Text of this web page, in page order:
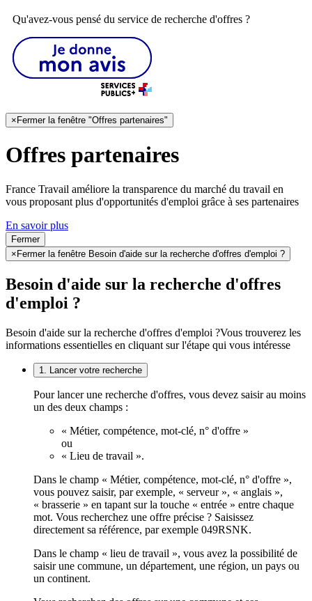
Qu'avez-vous pensé du service de recherche d'offres ?
× Fermer la fenêtre "Offres partenaires"
Offres partenaires
France Travail améliore la transparence du marché du travail en
vous proposant plus d'opportunités d'emploi grâce à ses partenaires
En savoir plus
Fermer
× Fermer la fenêtre Besoin d'aide sur la recherche d'offres d'emploi ?
Besoin d'aide sur la recherche d'offres
d'emploi ?
Besoin d'aide sur la recherche d'offres d'emploi ?Vous trouverez les
informations essentielles en cliquant sur l'étape qui vous intéresse
1. Lancer votre recherche
Pour lancer une recherche d'offres, vous devez saisir au moins
un des deux champs :
« Métier, compétence, mot-clé, n° d'offre »
ou
« Lieu de travail ».
Dans le champ « Métier, compétence, mot-clé, n° d'offre »,
vous pouvez saisir, par exemple, « serveur », « anglais »,
« brasserie » en tapant sur la touche « entrée » entre chaque
mot. Vous recherchez une offre précise ? Saisissez
directement sa référence, par exemple 049RSNK.
Dans le champ « lieu de travail », vous avez la possibilité de
saisir une commune, un département, une région, un pays ou
un continent.